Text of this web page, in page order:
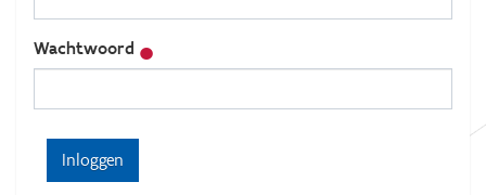
Wachtwoord